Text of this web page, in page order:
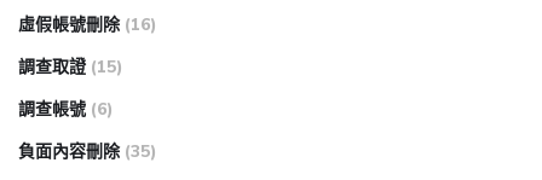
虛假帳號刪除 (16)
調查取證 (15)
調查帳號 (6)
負面內容刪除 (35)